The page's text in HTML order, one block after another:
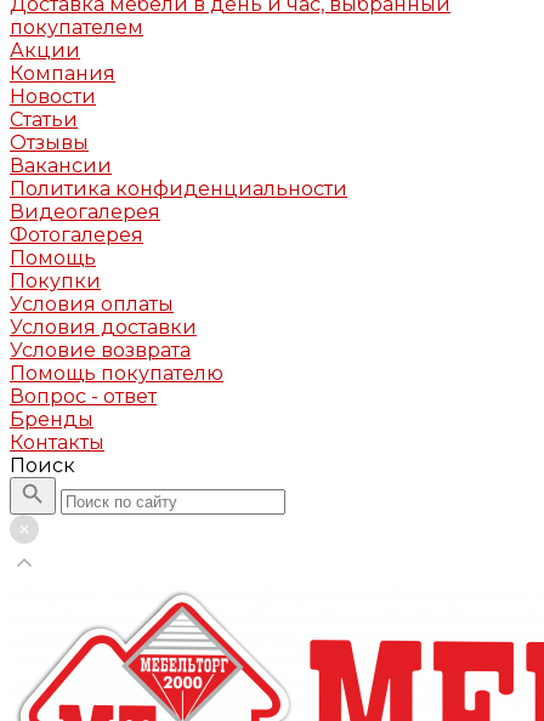
покупателем
Акции
Компания
Новости
Статьи
Отзывы
Вакансии
Политика конфиденциальности
Видеогалерея
Фотогалерея
Помощь
Покупки
Условия оплаты
Условия доставки
Условие возврата
Помощь покупателю
Вопрос - ответ
Бренды
Контакты
Поиск